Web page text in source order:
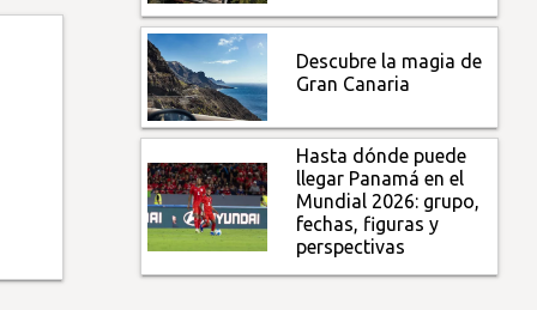
Descubre la magia de
Gran Canaria
Hasta dónde puede
llegar Panamá en el
Mundial 2026: grupo,
fechas, figuras y
perspectivas